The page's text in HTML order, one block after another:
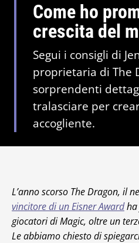
Come ho
crescita del
Segui i consigli di
proprietaria di The
sorprendenti
tralasciare per
accogliente.
L’anno scorso The Dragon, il
vincitore di un Eisner Awardha
giocatori diMagic, oltre un
Le abbiamo chiesto di